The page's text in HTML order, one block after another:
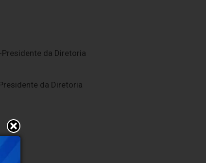
da Diretoria
da Diretoria